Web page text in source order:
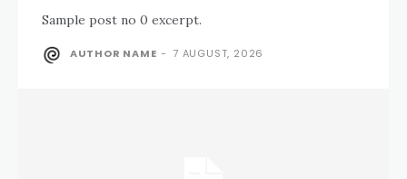
Sample post no 0 excerpt.
AUTHOR NAME - 7 AUGUST, 2026